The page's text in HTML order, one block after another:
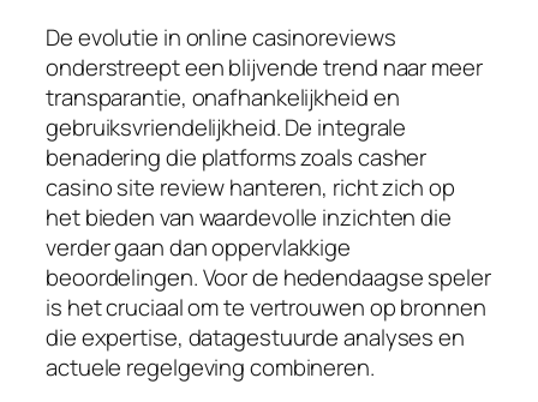
De evolutie in online casinoreviews
onderstreept een blijvende trend naar meer
transparantie, onafhankelijkheid en
gebruiksvriendelijkheid. De integrale
benadering die platforms zoals casher
casino site review hanteren, richt zich op
het bieden van waardevolle inzichten die
verder gaan dan oppervlakkige
beoordelingen. Voor de hedendaagse speler
is het cruciaal om te vertrouwen op bronnen
die expertise, datagestuurde analyses en
actuele regelgeving combineren.